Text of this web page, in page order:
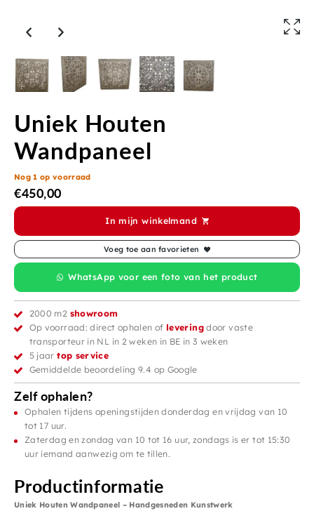
Uniek Houten
Wandpaneel
Nog 1 op voorraad
€450,00
In mijn winkelmand
Voeg toe aan favorieten
WhatsApp voor een foto van het product
2000 m2 showroom
Op voorraad: direct ophalen ofleveringdoor vaste
transporteur in NL in 2 weken in BE in 3 weken
5 jaartop service
Gemiddelde beoordeling 9.4 op Google
Zelf ophalen?
Ophalen tijdens openingstijden donderdag en vrijdag van 10
tot 17 uur.
Zaterdag en zondag van 10 tot 16 uur, zondags is er tot 15:30
uur iemand aanwezig om te tillen.
Productinformatie
Uniek Houten Wandpaneel – Handgesneden Kunstwerk